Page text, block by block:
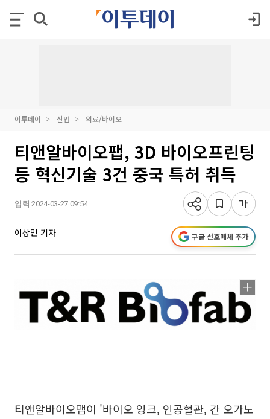
이투데이 산업 의료/바이오
티앤알바이오팹, 3D 바이오프린팅
등 혁신기술 3건 중국 특허 취득
입력 2024-03-27 09:54
이상민 기자 구글 선호매체 추가
티앤알바이오팹이 '바이오 잉크, 인공혈관, 간 오가노